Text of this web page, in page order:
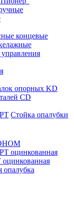
концевые
опорных KD
CD
Стойка опалубки